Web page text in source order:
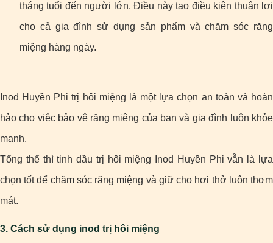
tháng tuổi đến người lớn. Điều này tạo điều kiện thuận lợi
cho cả gia đình sử dụng sản phẩm và chăm sóc răng
miệng hàng ngày.
Inod Huyền Phi trị hôi miệng là một lựa chọn an toàn và hoàn
hảo cho việc bảo vệ răng miệng của bạn và gia đình luôn khỏe
mạnh.
Tổng thể thì tinh dầu trị hôi miệng Inod Huyền Phi vẫn là lựa
chọn tốt để chăm sóc răng miệng và giữ cho hơi thở luôn thơm
mát.
3. Cách sử dụng inod trị hôi miệng